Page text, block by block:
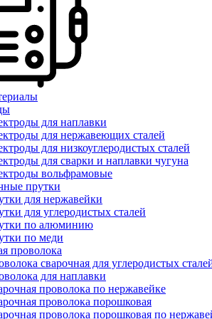
для наплавки
для нержавеющих сталей
для низкоуглеродистых сталей
для сварки и наплавки чугуна
вольфрамовые
прутки
для нержавейки
для углеродистых сталей
по алюминию
по меди
проволока
сварочная для углеродистых
для наплавки
проволока по нержавейке
проволока порошковая
проволока порошковая по